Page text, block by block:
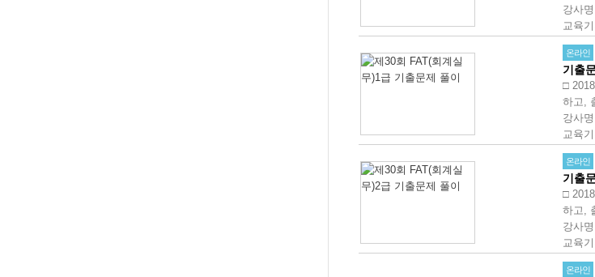
강사명
교육
온라인
기출
□
하고,
강사명
교육
온라인
기출
□
하고,
강사명
교육
온라인